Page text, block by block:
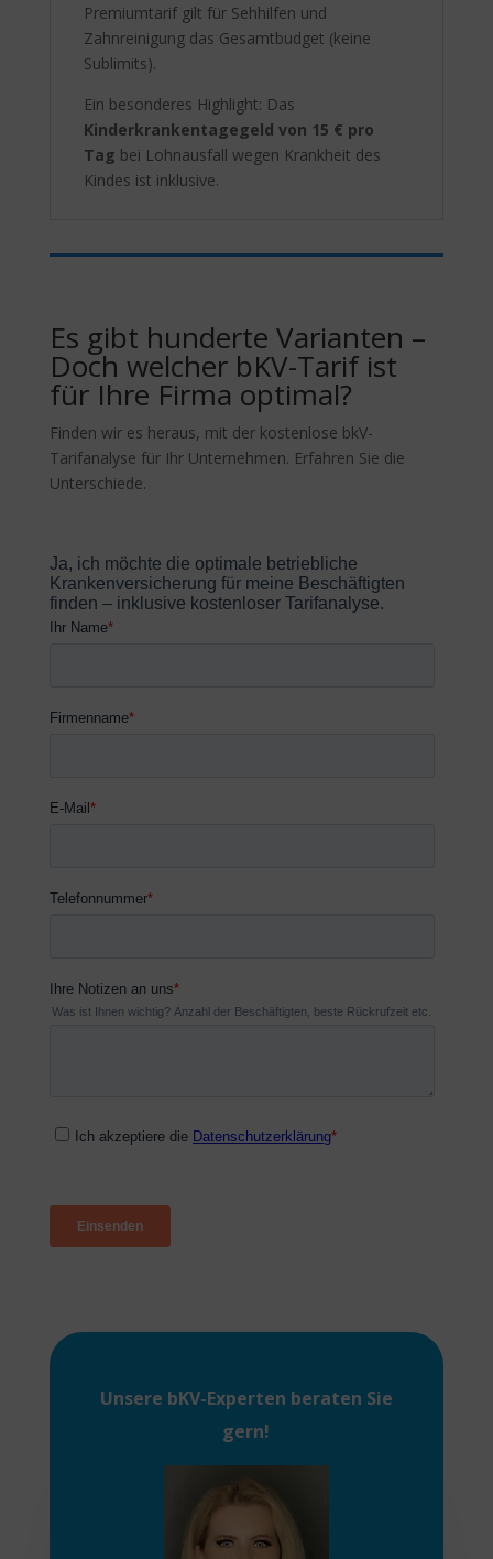
Premiumtarif gilt für Sehhilfen und
Zahnreinigung das Gesamtbudget (keine
Sublimits).
Ein besonderes Highlight: Das
Kinderkrankentagegeld von 15 € pro
Tag bei Lohnausfall wegen Krankheit des
Kindes ist inklusive.
Es gibt hunderte Varianten –
Doch welcher bKV-Tarif ist
für Ihre Firma optimal?
Finden wir es heraus, mit der kostenlose bkV-
Tarifanalyse für Ihr Unternehmen. Erfahren Sie die
Unterschiede.
Unsere bKV-Experten beraten Sie
gern!